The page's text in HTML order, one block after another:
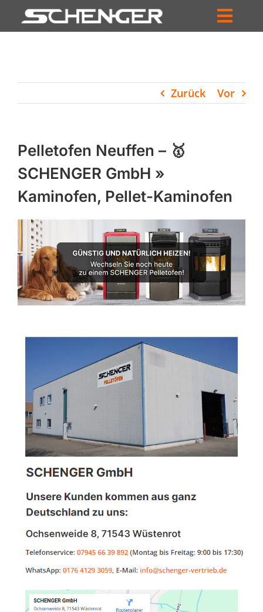
Inhalt
HÄNDLERSUCHE
UNTERNEHMEN
PROFIL
WARENKORB
PRODUCTS
SEARCH
Zurück Vor
Pelletofen Neuffen – 🥇
SCHENGER GmbH »
Kaminofen, Pellet-Kaminofen